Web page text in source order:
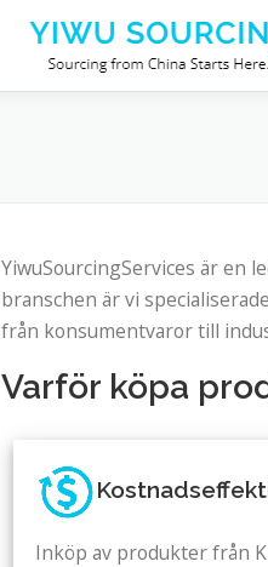
YiwuSourcingServices är en
branschen är vi
från konsumentvaror till
Varför köpa
Inköp av produkter från